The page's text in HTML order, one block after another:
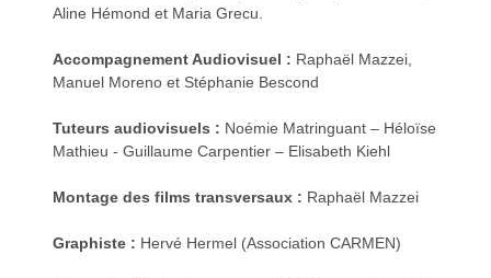
o
o
Aline Hémond et Maria Grecu.
Accompagnement Audiovisuel : Raphaël Mazzei,
Manuel Moreno et Stéphanie Bescond
Tuteurs audiovisuels : Noémie Matringuant – Héloïse
Mathieu - Guillaume Carpentier – Elisabeth Kiehl
Montage des films transversaux : Raphaël Mazzei
Graphiste : Hervé Hermel (Association CARMEN)